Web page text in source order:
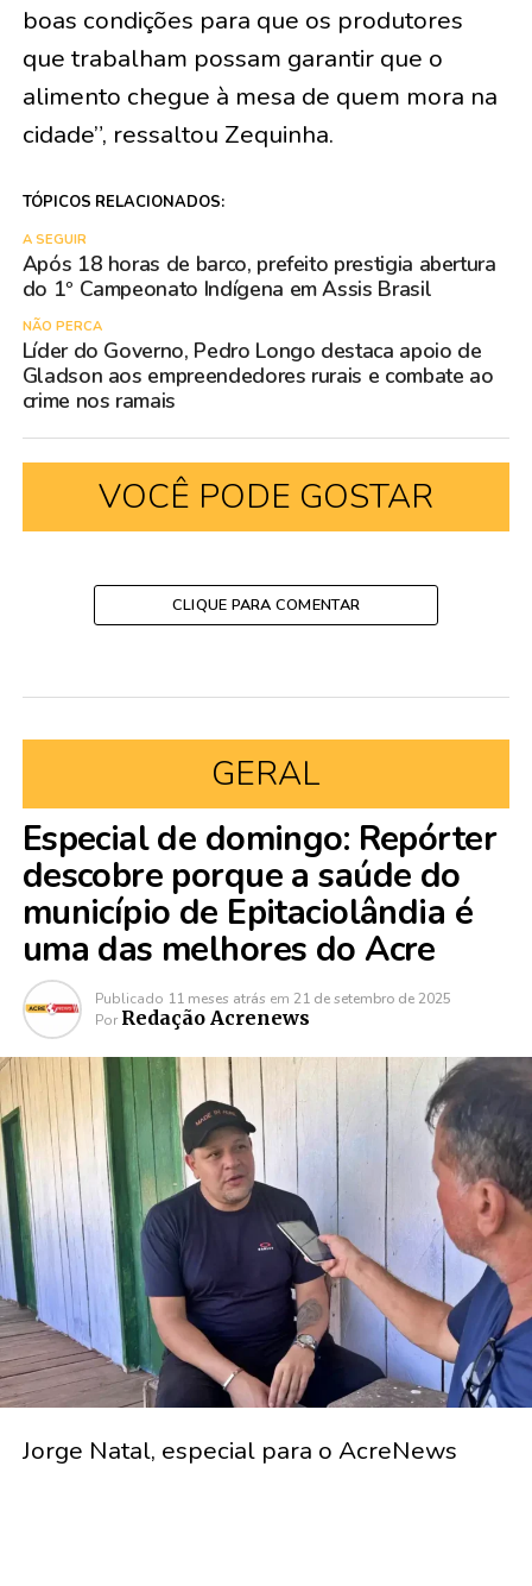
boas condições para que os produtores
que trabalham possam garantir que o
alimento chegue à mesa de quem mora na
cidade”, ressaltou Zequinha.
TÓPICOS RELACIONADOS:
A SEGUIR
Após 18 horas de barco, prefeito prestigia abertura
do 1º Campeonato Indígena em Assis Brasil
NÃO PERCA
Líder do Governo, Pedro Longo destaca apoio de
Gladson aos empreendedores rurais e combate ao
crime nos ramais
VOCÊ PODE GOSTAR
CLIQUE PARA COMENTAR
GERAL
Especial de domingo: Repórter
descobre porque a saúde do
município de Epitaciolândia é
uma das melhores do Acre
Publicado 11 meses atrás em 21 de setembro de 2025
Por Redação Acrenews
Jorge Natal, especial para o AcreNews